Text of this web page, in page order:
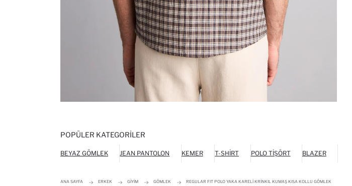
POPÜLER KATEGORILER
BEYAZ GÖMLEK JEAN PANTOLON KEMER T-SHIRT POLO TIŞÖRT BLAZER
ANA SAYFA ERKEK GIYIM GÖMLEK REGULAR FIT POLO YAKA KARELI KRINKIL KUMAŞ KISA KOLLU GÖMLEK